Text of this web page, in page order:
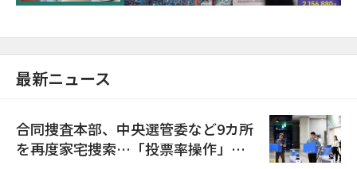
最新ニュース
合同捜査本部、中央選管委など9カ所
を再度家宅捜索…「投票率操作」の